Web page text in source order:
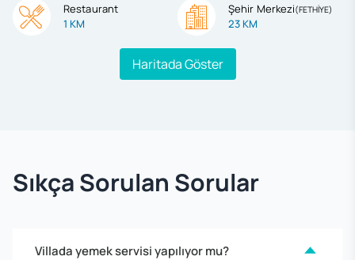
Restaurant
1 KM
Şehir Merkezi(FETHİYE)
23 KM
Haritada Göster
Sıkça Sorulan Sorular
Villada yemek servisi yapılıyor mu?